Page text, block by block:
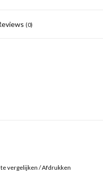
(0)
vergelijken /Afdrukken